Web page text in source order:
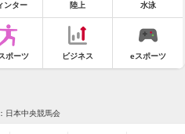
ンター 陸上 水泳
ポーツ ビジネス eスポーツ
日本中央競馬会